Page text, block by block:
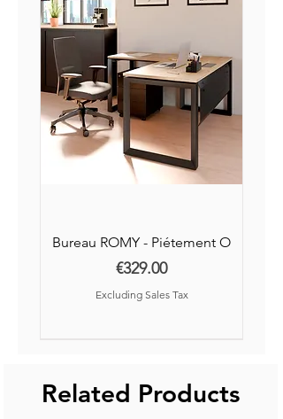
Bureau ROMY - Piétement O
Price
€329.00
Excluding Sales Tax
Related Products